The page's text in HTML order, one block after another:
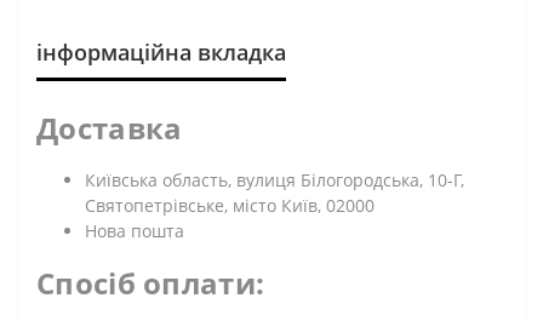
інформаційна вкладка
Доставка
Київська область, вулиця Білогородська, 10-Г,
Святопетрівське, місто Київ, 02000
Нова пошта
Спосіб оплати: